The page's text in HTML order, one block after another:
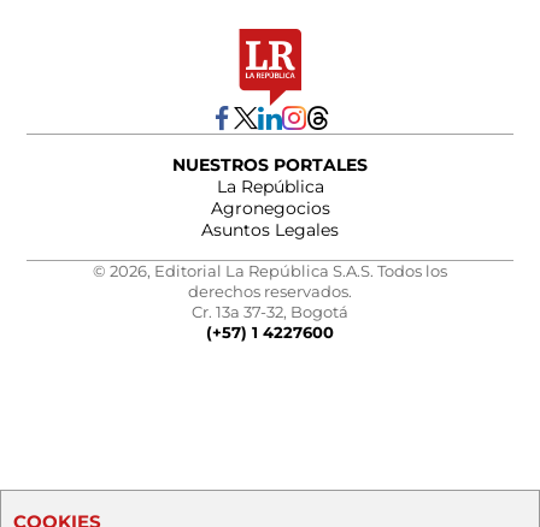
NUESTROS PORTALES
La República
Agronegocios
Asuntos Legales
© 2026, Editorial La República S.A.S. Todos los
derechos reservados.
Cr. 13a 37-32, Bogotá
(+57) 1 4227600
COOKIES